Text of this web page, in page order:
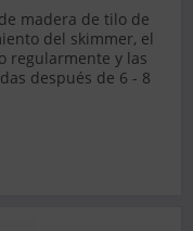
madera de tilo de
del skimmer, el
regularmente y las
después de 6 - 8